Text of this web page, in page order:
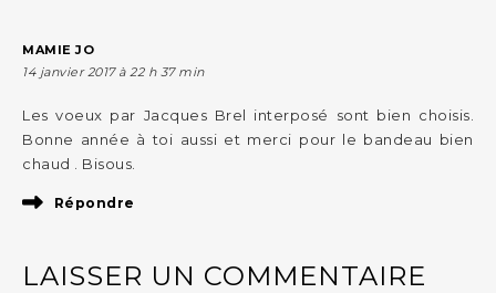
MAMIE JO
14 janvier 2017 à 22 h 37 min
Les voeux par Jacques Brel interposé sont bien choisis.
Bonne année à toi aussi et merci pour le bandeau bien
chaud . Bisous.
Répondre
LAISSER UN COMMENTAIRE